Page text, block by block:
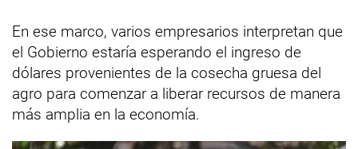
En ese marco, varios empresarios interpretan que
el Gobierno estaría esperando el ingreso de
dólares provenientes de la cosecha gruesa del
agro para comenzar a liberar recursos de manera
más amplia en la economía.